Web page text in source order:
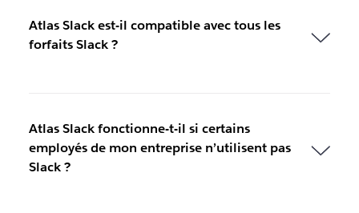
Atlas Slack est-il compatible avec tous les
forfaits Slack ?
Atlas Slack fonctionne-t-il si certains
employés de mon entreprise n’utilisent pas
Slack ?